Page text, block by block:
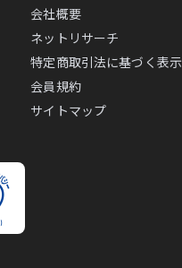
会社概要
ネットリサーチ
特定商取引法に基づく表示
会員規約
サイトマップ